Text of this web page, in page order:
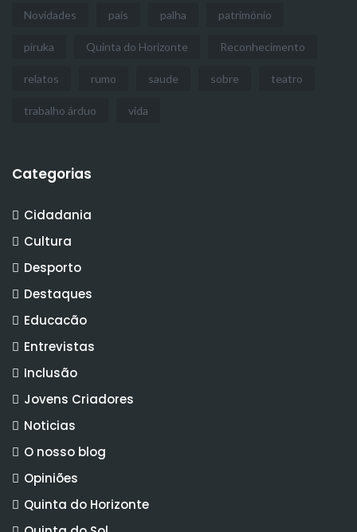
Novidades pais palha património
piruka Quinta do Horizonte Reconhecimento
relatos rumo saude sobre teatro
trabalho árduo vida
Categorias
Cidadania
Cultura
Desporto
Destaques
Educacão
Entrevistas
Inclusão
Jovens Criadores
Noticias
O nosso blog
Opiniões
Quinta do Horizonte